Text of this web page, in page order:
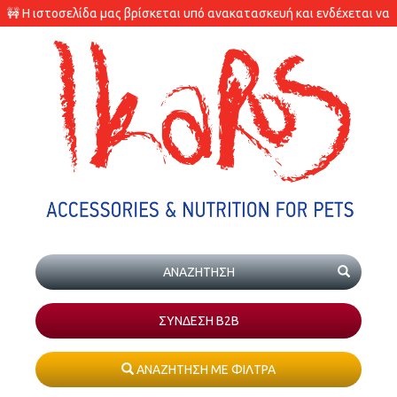
🚧 Η ιστοσελίδα μας βρίσκεται υπό ανακατασκευή και ενδέχεται να
υπάρχουν διαφορές στις διαθεσιμότητες των προϊόντων.
ΣΥΝΔΕΣΗ Β2Β
ΑΝΑΖΗΤΗΣΗ ΜΕ ΦΙΛΤΡΑ